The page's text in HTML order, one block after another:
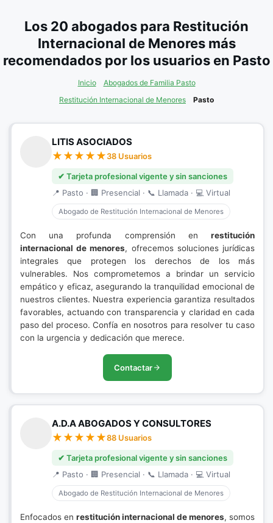
Los 20 abogados para Restitución
Internacional de Menores más
recomendados por los usuarios en Pasto
Inicio
Abogados de Familia Pasto
Restitución Internacional de Menores
Pasto
LITIS ASOCIADOS
38 Usuarios
✔ Tarjeta profesional vigente y sin sanciones
📍 Pasto · 🏢 Presencial · 📞 Llamada · 💻 Virtual
Abogado de Restitución Internacional de Menores
Con una profunda comprensión en restitución
internacional de menores, ofrecemos soluciones jurídicas
integrales que protegen los derechos de los más
vulnerables. Nos comprometemos a brindar un servicio
empático y eficaz, asegurando la tranquilidad emocional de
nuestros clientes. Nuestra experiencia garantiza resultados
favorables, actuando con transparencia y claridad en cada
paso del proceso. Confía en nosotros para resolver tu caso
con la urgencia y dedicación que merece.
Contactar
A.D.A ABOGADOS Y CONSULTORES
88 Usuarios
✔ Tarjeta profesional vigente y sin sanciones
📍 Pasto · 🏢 Presencial · 📞 Llamada · 💻 Virtual
Abogado de Restitución Internacional de Menores
Enfocados en restitución internacional de menores, somos